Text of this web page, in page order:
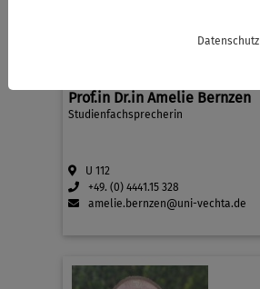
Datenschutz
Prof.in Dr.in Amelie Bernzen
Studienfachsprecherin
U 112
+49. (0) 4441.15 328
amelie.bernzen@uni-vechta.de